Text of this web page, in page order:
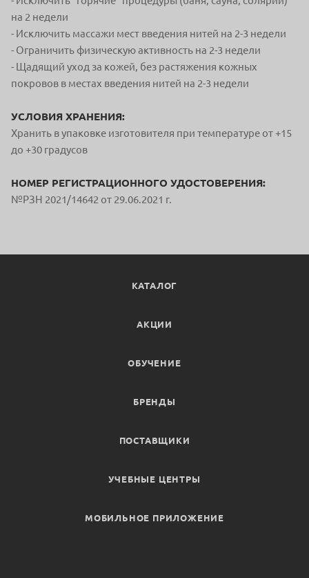
на 2 недели
- Исключить массажи мест введения нитей на 2-3 недели
- Ограничить физическую активность на 2-3 недели
- Щадящий уход за кожей, без растяжения кожных
покровов в местах введения нитей на 2-3 недели
УСЛОВИЯ ХРАНЕНИЯ:
Хранить в упаковке изготовителя при температуре от +15
до +30 градусов
НОМЕР РЕГИСТРАЦИОННОГО УДОСТОВЕРЕНИЯ:
№РЗН 2021/14642 от 29.06.2021 г.
КАТАЛОГ
АКЦИИ
ОБУЧЕНИЕ
БРЕНДЫ
ПОСТАВЩИКИ
УЧЕБНЫЕ ЦЕНТРЫ
МОБИЛЬНОЕ ПРИЛОЖЕНИЕ